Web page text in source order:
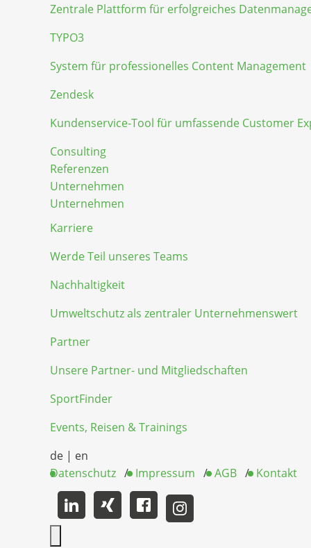
Zentrale Plattform für erfolgreiches
TYPO3
System für professionelles Content Management
Zendesk
Kundenservice-Tool für umfassende Customer
Consulting
Referenzen
Unternehmen
Unternehmen
Karriere
Werde Teil unseres Teams
Nachhaltigkeit
Umweltschutz als zentraler Unternehmenswert
Partner
Unsere Partner- und Mitgliedschaften
SportFinder
Events, Reisen & Trainings
de | en
Datenschutz
Impressum AGB Kontakt